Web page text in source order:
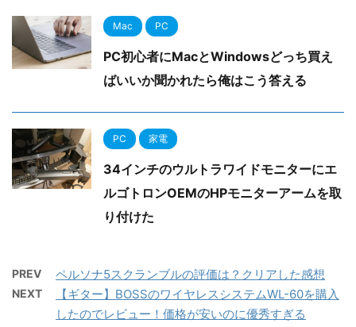
Mac PC
PC初心者にMacとWindowsどっち買え
ばいいか聞かれたら俺はこう答える
PC 家電
34インチのウルトラワイドモニターにエ
ルゴトロンOEMのHPモニターアームを取
り付けた
PREV ペルソナ5スクランブルの評価は？クリアした感想
NEXT
【ギター】BOSSのワイヤレスシステムWL-60を購入
したのでレビュー！価格が安いのに優秀すぎる